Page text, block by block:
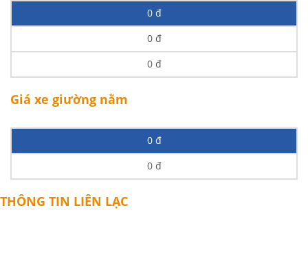
0 đ
0 đ
0 đ
Giá xe giường nằm
0 đ
0 đ
THÔNG TIN LIÊN LẠC